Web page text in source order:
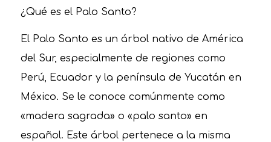
¿Qué es el Palo Santo?
El Palo Santo es un árbol nativo de América
del Sur, especialmente de regiones como
Perú, Ecuador y la península de Yucatán en
México. Se le conoce comúnmente como
«madera sagrada» o «palo santo» en
español. Este árbol pertenece a la misma